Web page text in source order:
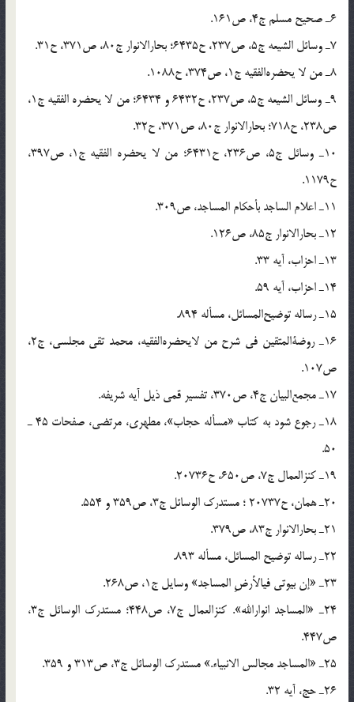
6ـ صحیح مسلم ج4، ص161.
7ـ وسائل الشیعه ج5، ص237، ح6435؛ بحارالانوار ج80، ص371، ح31.
8ـ من لا یحضره‌الفقیه ج1، ص374، ح1088.
9ـ وسائل الشیعه ج5، ص237، ح6432 و 6434؛ من لا یحضره الفقیه ج1،
ص238، ح718؛ بحارالانوار ج80، ص371، ح32.
10ـ وسائل ج5، ص236، ح6431؛ من لا یحضره الفقیه ج1، ص397،
ح1179.
11ـ اعلام الساجد بأحکام المساجد، ص309.
12ـ بحارالانوار ج85، ص126.
13ـ احزاب، آیه 33.
14ـ احزاب، آیه 59.
15ـ رساله توضیح‌المسائل، مسأله 894.
16ـ روضة‌المتقین فی شرح من لایحضره‌الفقیه، محمد تقی مجلسی، ج2،
ص107.
17ـ مجمع‌البیان ج4، ص370، تفسیر قمی ذیل آیه شریفه.
18ـ رجوع شود به کتاب «مسأله حجاب»، مطهری، مرتضی، صفحات 45 ـ
50.
19ـ کنزالعمال ج7، ص650، ح20736.
20ـ همان، ح20737 ؛ مستدرک الوسائل ج3، ص359 و 554.
21ـ بحارالانوار ج83، ص379.
22ـ رساله توضیح المسائل، مسأله 893.
23ـ «إن بیوتی فیالأرضِ المساجد» وسایل ج1، ص268.
24ـ «المساجد انوارالله». کنزالعمال ج7، ص448؛ مستدرک الوسائل ج3،
ص447.
25ـ «المساجد مجالس الانبیاء.» مستدرک الوسائل ج3، ص313 و 359.
26ـ حج، آیه 32.